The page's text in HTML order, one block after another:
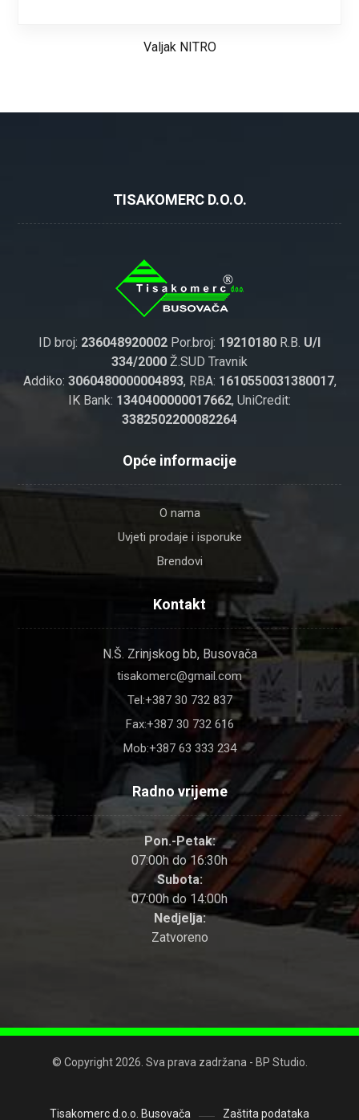
Valjak NITRO
TISAKOMERC D.O.O.
ID broj: 236048920002 Por.broj: 19210180 R.B. U/I
334/2000 Ž.SUD Travnik
Addiko: 3060480000004893, RBA: 1610550031380017,
IK Bank: 1340400000017662, UniCredit:
3382502200082264
Opće informacije
O nama
Uvjeti prodaje i isporuke
Brendovi
Kontakt
N.Š. Zrinjskog bb, Busovača
tisakomerc@gmail.com
Tel:+387 30 732 837
Fax:+387 30 732 616
Mob:+387 63 333 234
Radno vrijeme
Pon.-Petak:
07:00h do 16:30h
Subota:
07:00h do 14:00h
Nedjelja:
Zatvoreno
© Copyright 2026. Sva prava zadržana - BP Studio.
Zaštita podataka
Tisakomerc d.o.o. Busovača